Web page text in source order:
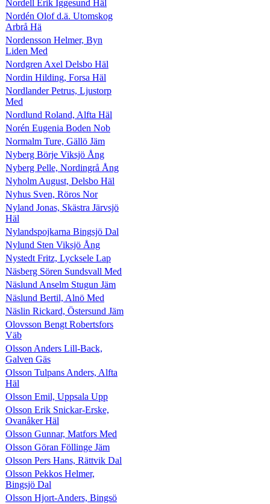
Nordell Erik Iggesund Häl
Nordén Olof d.ä. Utomskog
Arbrå Hä
Nordensson Helmer, Byn
Liden Med
Nordgren Axel Delsbo Häl
Nordin Hilding, Forsa Häl
Nordlander Petrus, Ljustorp
Med
Nordlund Roland, Alfta Häl
Norén Eugenia Boden Nob
Normalm Ture, Gällö Jäm
Nyberg Börje Viksjö Ång
Nyberg Pelle, Nordingrå Ång
Nyholm August, Delsbo Häl
Nyhus Sven, Röros Nor
Nyland Jonas, Skästra Järvsjö
Häl
Nylandspojkarna Bingsjö Dal
Nylund Sten Viksjö Ång
Nystedt Fritz, Lycksele Lap
Näsberg Sören Sundsvall Med
Näslund Anselm Stugun Jäm
Näslund Bertil, Alnö Med
Näslin Rickard, Östersund Jäm
Olovsson Bengt Robertsfors
Väb
Olsson Anders Lill-Back,
Galven Gäs
Olsson Tulpans Anders, Alfta
Häl
Olsson Emil, Uppsala Upp
Olsson Erik Snickar-Erske,
Ovanåker Häl
Olsson Gunnar, Matfors Med
Olsson Göran Föllinge Jäm
Olsson Pers Hans, Rättvik Dal
Olsson Pekkos Helmer,
Bingsjö Dal
Olsson Hjort-Anders, Bingsö